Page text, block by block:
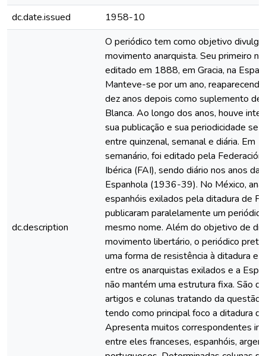
dc.date.issued
1958-10
dc.description
O periódico tem como objetivo
movimento anarquista. Seu primeiro
editado em 1888, em Gracia, na
Manteve-se por um ano,
dez anos depois como suplemento de
Blanca. Ao longo dos anos, houve
sua publicação e sua periodicidade se
entre quinzenal, semanal e diária. Em
semanário, foi editado pela
Ibérica (FAI), sendo diário nos anos da
Espanhola (1936-39). No México,
espanhóis exilados pela ditadura de
publicaram paralelamente um
mesmo nome. Além do objetivo de
movimento libertário, o periódico
uma forma de resistência à ditadura e
entre os anarquistas exilados e a
não mantém uma estrutura fixa. São
artigos e colunas tratando da questão
tendo como principal foco a ditadura
Apresenta muitos correspondentes
entre eles franceses, espanhóis,